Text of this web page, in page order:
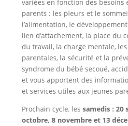
variées en fonction des besoins
parents : les pleurs et le
l’alimentation, le
lien d’attachement, la place du
du travail, la charge mentale,
parentales, la sécurité et la
syndrome du bébé secoué,
et vous apportent des
et services utiles aux jeunes
Prochain cycle, les samedis : 20
octobre, 8 novembre et 13